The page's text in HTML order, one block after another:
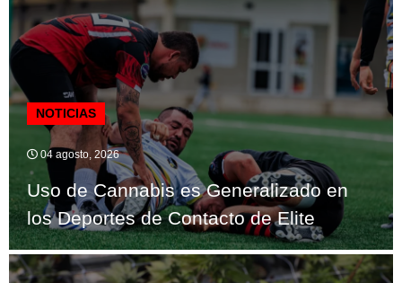
NOTICIAS
04 agosto, 2026
Uso de Cannabis es Generalizado en
los Deportes de Contacto de Elite